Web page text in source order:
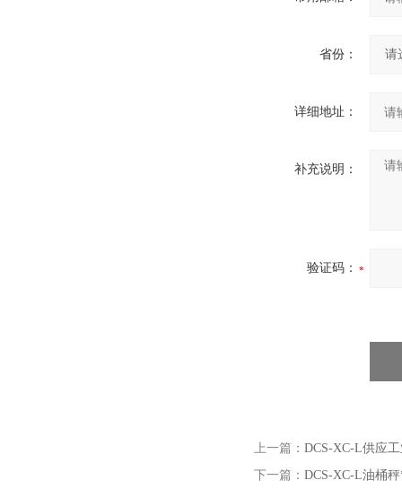
省份：
详细地址：
补充说明：
验证码：
上一篇： DCS-XC-L供应
下一篇： DCS-XC-L油桶